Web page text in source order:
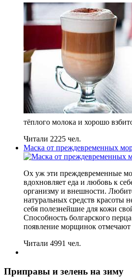
тёплого молока и хорошо
Читали 2225 чел.
Маска от преждевременных
Ох уж эти преждевременные
вдохновляет еда и любовь к
организму и внешности.
натуральных средств красоты
себя полезнейшие для кожи
Способность болгарского
появление морщинок отмечают
Читали 4991 чел.
Приправы и зелень на зиму